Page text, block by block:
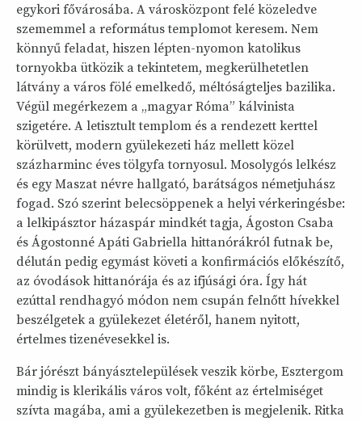
egykori fővárosába. A városközpont felé közeledve
szememmel a református templomot keresem. Nem
könnyű feladat, hiszen lépten-nyomon katolikus
tornyokba ütközik a tekintetem, megkerülhetetlen
látvány a város fölé emelkedő, méltóságteljes bazilika.
Végül megérkezem a „magyar Róma” kálvinista
szigetére. A letisztult templom és a rendezett kerttel
körülvett, modern gyülekezeti ház mellett közel
százharminc éves tölgyfa tornyosul. Mosolygós lelkész
és egy Maszat névre hallgató, barátságos németjuhász
fogad. Szó szerint belecsöppenek a helyi vérkeringésbe:
a lelkipásztor házaspár mindkét tagja, Ágoston Csaba
és Ágostonné Apáti Gabriella hittanórákról futnak be,
délután pedig egymást követi a konfirmációs előkészítő,
az óvodások hittanórája és az ifjúsági óra. Így hát
ezúttal rendhagyó módon nem csupán felnőtt hívekkel
beszélgetek a gyülekezet életéről, hanem nyitott,
értelmes tizenévesekkel is.
Bár jórészt bányásztelepülések veszik körbe, Esztergom
mindig is klerikális város volt, főként az értelmiséget
szívta magába, ami a gyülekezetben is megjelenik. Ritka